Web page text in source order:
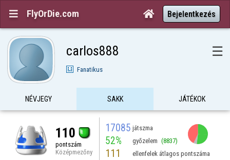
 FlyOrDie.com  Bejelentkezés
carlos888 ☰
Fanatikus
NÉVJEGY SAKK JÁTÉKOK
110
pontszám
Középmezőny
17085 játszma
52% győzelem (8837)
111 ellenfelek átlagos pontszáma